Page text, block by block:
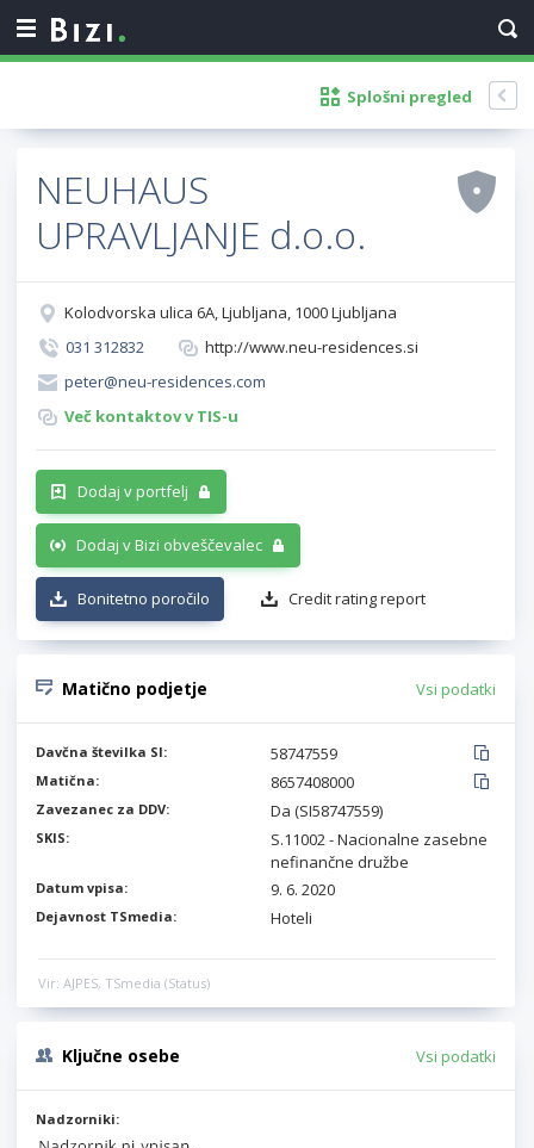
Splošni pregled
NEUHAUS
UPRAVLJANJE d.o.o.
Kolodvorska ulica 6A, Ljubljana, 1000 Ljubljana
031 312832
http://www.neu-residences.si
peter@neu-residences.com
Več kontaktov v TIS-u
Dodaj v portfelj
Dodaj v Bizi obveščevalec
Bonitetno poročilo Credit rating report
Matično podjetje Vsi podatki
Davčna številka SI: 58747559
Matična: 8657408000
Zavezanec za DDV: Da (SI58747559)
SKIS:
S.11002 - Nacionalne zasebne
nefinančne družbe
Datum vpisa: 9. 6. 2020
Dejavnost TSmedia: Hoteli
Vir: AJPES, TSmedia (Status)
Ključne osebe Vsi podatki
Nadzorniki: